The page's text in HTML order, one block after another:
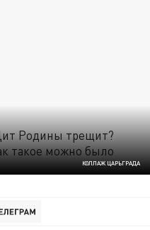
КОЛЛАЖ ЦАРЬГРАДА